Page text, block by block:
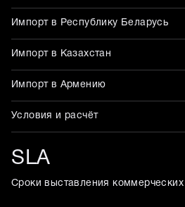
Импорт в Республику Беларусь
Импорт в Казахстан
Импорт в Армению
Условия и расчёт
SLA
Сроки выставления